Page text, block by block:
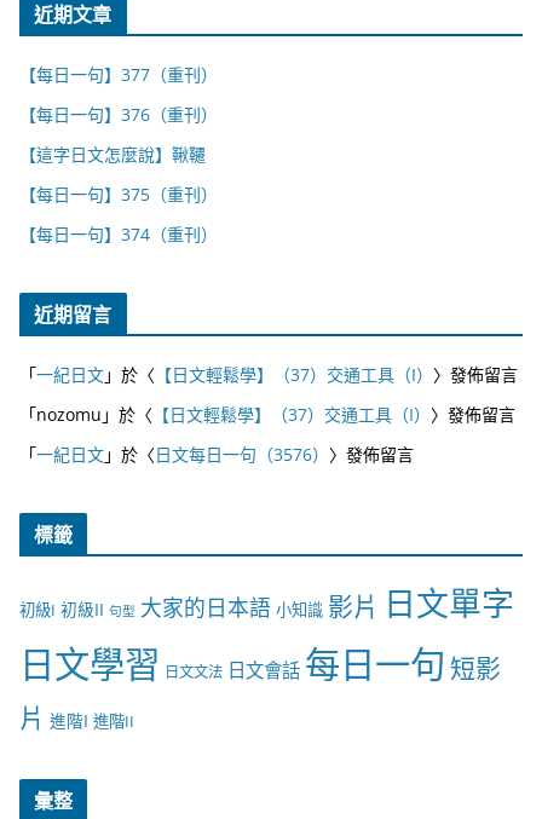
近期文章
【每日一句】377（重刊）
【每日一句】376（重刊）
【這字日文怎麼說】鞦韆
【每日一句】375（重刊）
【每日一句】374（重刊）
近期留言
「一紀日文」於〈 【日文輕鬆學】（37）交通工具（I） 〉發佈留言
「nozomu 」於〈 【日文輕鬆學】（37）交通工具（I） 〉發佈留言
「一紀日文」於〈日文每日一句（3576） 〉發佈留言
標籤
初級I 初級II 句型 大家的日本語 小知識 影片 日文單字
日文學習 日文文法 日文會話 每日一句 短影
片 進階I 進階II
彙整